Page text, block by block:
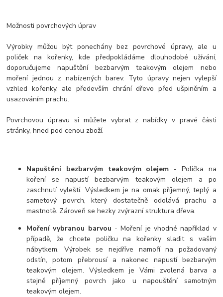
Možnosti povrchových úprav
Výrobky můžou být ponechány bez povrchové úpravy, ale u
poliček na kořenky, kde předpokládáme dlouhodobé užívání,
doporučujeme napuštění bezbarvým teakovým olejem nebo
moření jednou z nabízených barev. Tyto úpravy nejen vylepší
vzhled kořenky, ale především chrání dřevo před ušpiněním a
usazováním prachu.
Povrchovou úpravu si můžete vybrat z nabídky v pravé části
stránky, hned pod cenou zboží.
Napuštění bezbarvým teakovým olejem - Polička na
koření se napustí bezbarvým teakovým olejem a po
zaschnutí vyleští. Výsledkem je na omak příjemný, teplý a
sametový povrch, který dostatečně odolává prachu a
mastnotě. Zároveň se hezky zvýrazní struktura dřeva.
Moření vybranou barvou - Moření je vhodné například v
případě, že chcete poličku na kořenky sladit s vaším
nábytkem. Výrobek se nejdříve namoří na požadovaný
odstín, potom přebrousí a nakonec napustí bezbarvým
teakovým olejem. Výsledkem je Vámi zvolená barva a
stejně příjemný povrch jako u napouštění samotným
teakovým olejem.